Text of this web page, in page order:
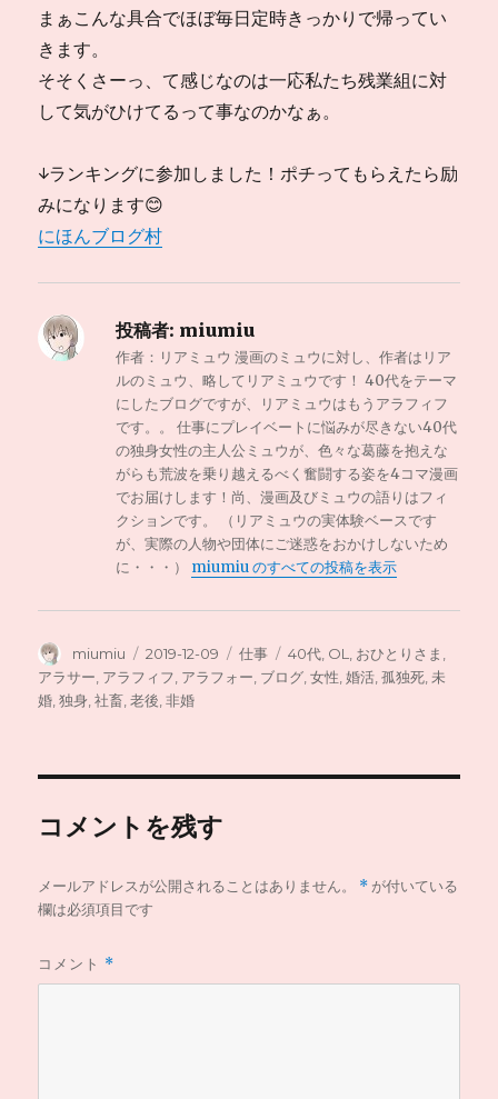
まぁこんな具合でほぼ毎日定時きっかりで帰ってい
きます。
そそくさーっ、て感じなのは一応私たち残業組に対
して気がひけてるって事なのかなぁ。
↓ランキングに参加しました！ポチってもらえたら励
みになります😊
にほんブログ村
投稿者: miumiu
作者：リアミュウ 漫画のミュウに対し、作者はリア
ルのミュウ、略してリアミュウです！ 40代をテーマ
にしたブログですが、リアミュウはもうアラフィフ
です。。 仕事にプレイベートに悩みが尽きない40代
の独身女性の主人公ミュウが、色々な葛藤を抱えな
がらも荒波を乗り越えるべく奮闘する姿を4コマ漫画
でお届けします！尚、漫画及びミュウの語りはフィ
クションです。 （リアミュウの実体験ベースです
が、実際の人物や団体にご迷惑をおかけしないため
に・・・） miumiu のすべての投稿を表示
投
稿
者
miumiu
投
稿
日:
2019-12-09
カ
テ
仕事
タ
グ
40代, OL, おひとりさま ,
アラサー, アラフィフ, アラフォー, ブログ,女性,婚活,孤独死,未
婚,独身,社畜,老後,非婚
コメントを残す
メールアドレスが公開されることはありません。 *が付いている
欄は必須項目です
コメント *